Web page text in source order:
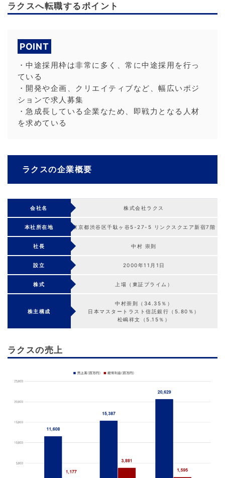
ラクスへ転職するポイント
POINT
・中途採用枠は非常に多く、常に中途採用を行っ
ている
・開発や企画、クリエイティブなど、幅広いポジ
ションで求人募集
・急成長している企業なため、即戦力となる人材
を求めている
ラクスの企業概要
会社名 株式会社ラクス
本社所在地 東京都渋谷区千駄ヶ谷5-27-5 リンクスクエア新宿7階
社長 中村 崇則
設立 2000年11月1日
株式 上場（東証プライム）
株主構成
中村崇則（34.35％）
日本マスタートラスト信託銀行（5.80％）
松嶋祥文（5.15％）
ラクスの売上